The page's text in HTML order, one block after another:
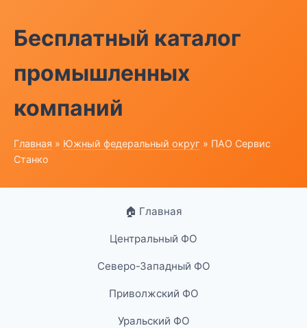
Бесплатный каталог
промышленных
компаний
Главная » Южный федеральный округ » ПАО Сервис
Станко
🏠 Главная
Центральный ФО
Северо-Западный ФО
Приволжский ФО
Уральский ФО